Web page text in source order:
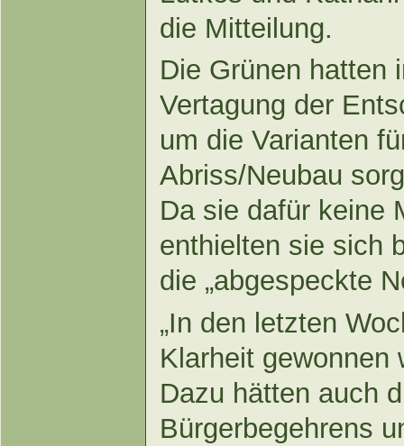
die Mitteilung.
Die Grünen hatten
Vertagung der
um die Varianten
Abriss/Neubau
Da sie dafür keine
enthielten sie sich
die „abgespeckte
„In den letzten
Klarheit gewonnen
Dazu hätten auch
Bürgerbegehrens